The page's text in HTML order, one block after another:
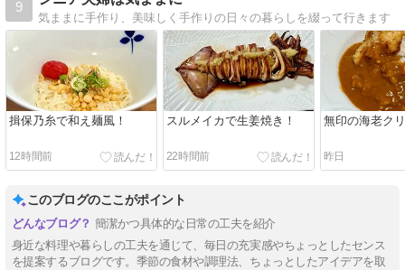
9
気ままに手作り、美味しく手作りの日々の暮らしを綴って行きます
揖保乃糸で和え麺風！
12時間前
スルメイカで生姜焼き！
22時間前
無印の海老ク
昨日
このブログのここがポイント
簡潔かつ具体的な日常の工夫を紹介
身近な料理や暮らしの工夫を通じて、毎日の充実感やちょっとしたセンス
を提案するブログです。季節の食材や調理法、ちょっとしたアイデアを取